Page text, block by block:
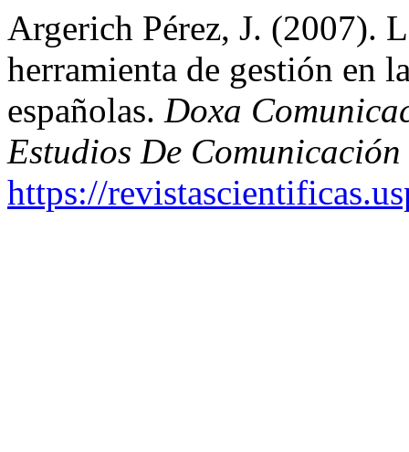
Argerich Pérez, J. (2007).
herramienta de gestión en
españolas. Doxa
Estudios De
https://